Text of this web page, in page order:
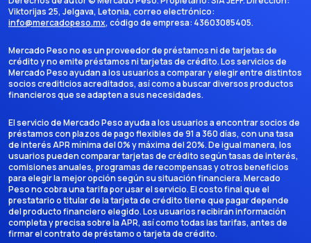
Viktorijas 25, Jelgava, Letonia, correo electrónico:
info@mercadopeso.mx, código de empresa: 43603085405.
Mercado Peso no es un proveedor de préstamos ni de tarjetas de
crédito y no emite préstamos ni tarjetas de crédito. Los servicios de
Mercado Peso ayudan a los usuarios a comparar y elegir entre distintos
socios crediticios acreditados, así como a buscar diversos productos
financieros que se adapten a sus necesidades.
El servicio de Mercado Peso ayuda a los usuarios a encontrar socios de
préstamos con plazos de pago flexibles de 91 a 360 días, con una tasa
de interés APR mínima del 0% y máxima del 20%. De igual manera, los
usuarios pueden comparar tarjetas de crédito según tasas de interés,
comisiones anuales, programas de recompensas y otros beneficios
para elegir la mejor opción según su situación financiera. Mercado
Peso no cobra una tarifa por usar el servicio. El costo final que el
prestatario o titular de la tarjeta de crédito tiene que pagar depende
del producto financiero elegido. Los usuarios recibirán información
completa y precisa sobre la APR, así como todas las tarifas, antes de
firmar el contrato de préstamo o tarjeta de crédito.